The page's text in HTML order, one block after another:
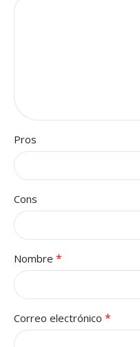
Pros
Cons
Nombre *
Correo electrónico *